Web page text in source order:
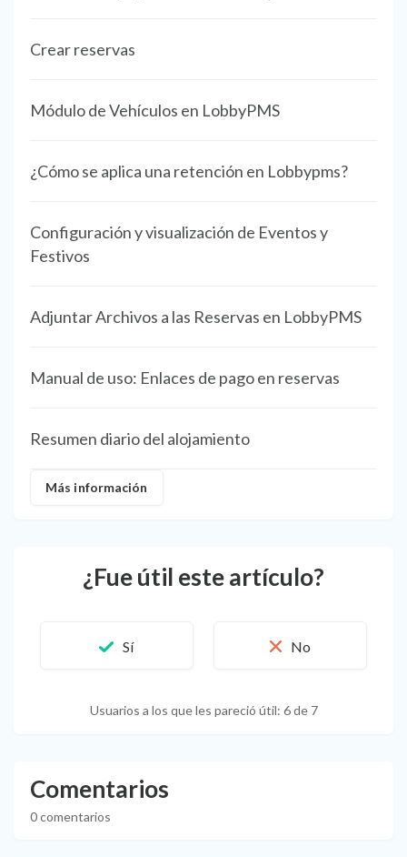
Crear reservas
Módulo de Vehículos en LobbyPMS
¿Cómo se aplica una retención en Lobbypms?
Configuración y visualización de Eventos y
Festivos
Adjuntar Archivos a las Reservas en LobbyPMS
Manual de uso: Enlaces de pago en reservas
Resumen diario del alojamiento
Más información
¿Fue útil este artículo?
Usuarios a los que les pareció útil: 6 de 7
Comentarios
0 comentarios